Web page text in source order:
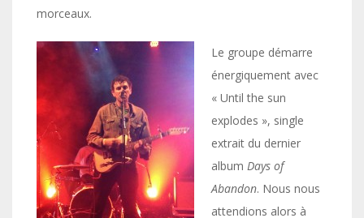
morceaux.
Le groupe démarre
énergiquement avec
« Until the sun
explodes », single
extrait du dernier
album Days of
Abandon. Nous nous
attendions alors à